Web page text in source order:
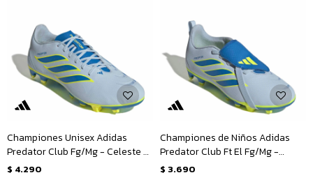
Championes Unisex Adidas
Predator Club Fg/Mg - Celeste -
Amarillo
$ 4.290
Championes de Niños Adidas
Predator Club Ft El Fg/Mg -
Celeste - Amarillo
$ 3.690